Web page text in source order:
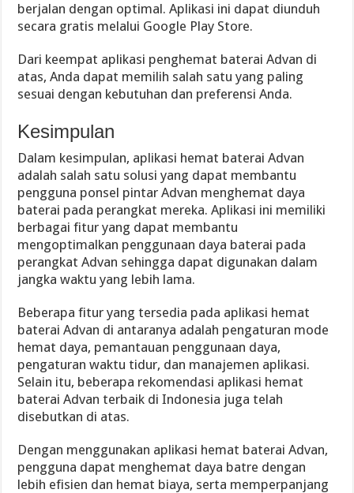
berjalan dengan optimal. Aplikasi ini dapat diunduh
secara gratis melalui Google Play Store.
Dari keempat aplikasi penghemat baterai Advan di
atas, Anda dapat memilih salah satu yang paling
sesuai dengan kebutuhan dan preferensi Anda.
Kesimpulan
Dalam kesimpulan, aplikasi hemat baterai Advan
adalah salah satu solusi yang dapat membantu
pengguna ponsel pintar Advan menghemat daya
baterai pada perangkat mereka. Aplikasi ini memiliki
berbagai fitur yang dapat membantu
mengoptimalkan penggunaan daya baterai pada
perangkat Advan sehingga dapat digunakan dalam
jangka waktu yang lebih lama.
Beberapa fitur yang tersedia pada aplikasi hemat
baterai Advan di antaranya adalah pengaturan mode
hemat daya, pemantauan penggunaan daya,
pengaturan waktu tidur, dan manajemen aplikasi.
Selain itu, beberapa rekomendasi aplikasi hemat
baterai Advan terbaik di Indonesia juga telah
disebutkan di atas.
Dengan menggunakan aplikasi hemat baterai Advan,
pengguna dapat menghemat daya batre dengan
lebih efisien dan hemat biaya, serta memperpanjang